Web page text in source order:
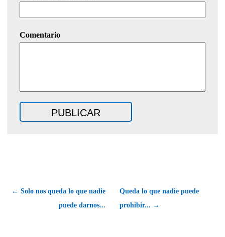
Comentario
← Solo nos queda lo que nadie
puede darnos...
Queda lo que nadie puede
prohibir... →